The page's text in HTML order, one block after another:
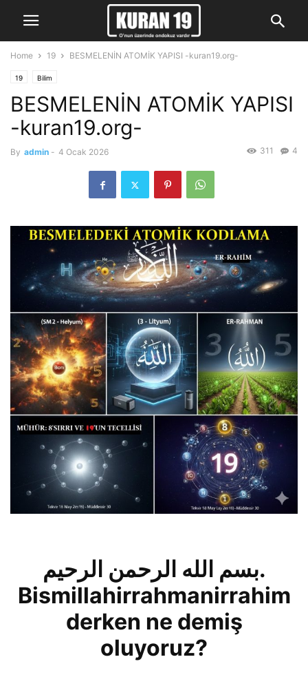
Home 19 BESMELENİN ATOMİK YAPISI -kuran19.org-
19 Bilim
BESMELENİN ATOMİK YAPISI
-kuran19.org-
By admin - 4 Ocak 2026 4
311
بسم الله الرحمن الرحيم.
Bismillahirrahmanirrahim
derken ne demiş
oluyoruz?